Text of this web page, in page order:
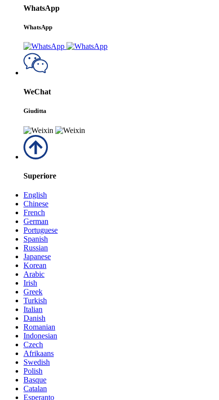
WhatsApp
WhatsApp
WeChat
Giuditta
Superiore
English
Chinese
French
German
Portuguese
Spanish
Russian
Japanese
Korean
Arabic
Irish
Greek
Turkish
Italian
Danish
Romanian
Indonesian
Czech
Afrikaans
Swedish
Polish
Basque
Catalan
Esperanto